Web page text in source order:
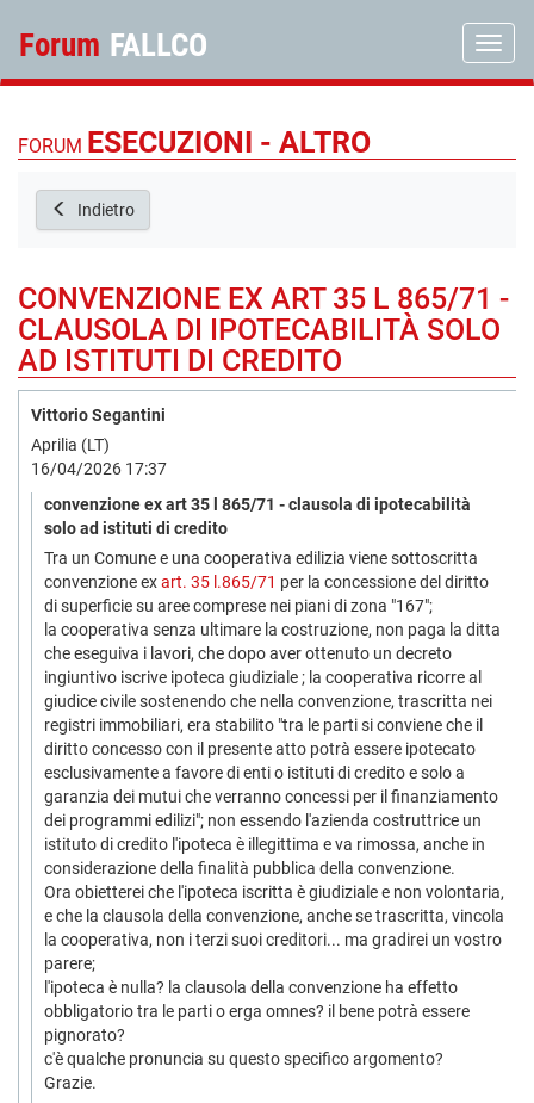
Forum FALLCO
FORUM ESECUZIONI - ALTRO
Indietro
CONVENZIONE EX ART 35 L 865/71 -
CLAUSOLA DI IPOTECABILITÀ SOLO
AD ISTITUTI DI CREDITO
Vittorio Segantini
Aprilia (LT)
16/04/2026 17:37
convenzione ex art 35 l 865/71 - clausola di ipotecabilità
solo ad istituti di credito
Tra un Comune e una cooperativa edilizia viene sottoscritta
convenzione exart. 35 l.865/71 per la concessione del diritto
di superficie su aree comprese nei piani di zona "167";
la cooperativa senza ultimare la costruzione, non paga la ditta
che eseguiva i lavori, che dopo aver ottenuto un decreto
ingiuntivo iscrive ipoteca giudiziale ; la cooperativa ricorre al
giudice civile sostenendo che nella convenzione, trascritta nei
registri immobiliari, era stabilito "tra le parti si conviene che il
diritto concesso con il presente atto potrà essere ipotecato
esclusivamente a favore di enti o istituti di credito e solo a
garanzia dei mutui che verranno concessi per il finanziamento
dei programmi edilizi"; non essendo l'azienda costruttrice un
istituto di credito l'ipoteca è illegittima e va rimossa, anche in
considerazione della finalità pubblica della convenzione.
Ora obietterei che l'ipoteca iscritta è giudiziale e non volontaria,
e che la clausola della convenzione, anche se trascritta, vincola
la cooperativa, non i terzi suoi creditori... ma gradirei un vostro
parere;
l'ipoteca è nulla? la clausola della convenzione ha effetto
obbligatorio tra le parti o erga omnes? il bene potrà essere
pignorato?
c'è qualche pronuncia su questo specifico argomento?
Grazie.